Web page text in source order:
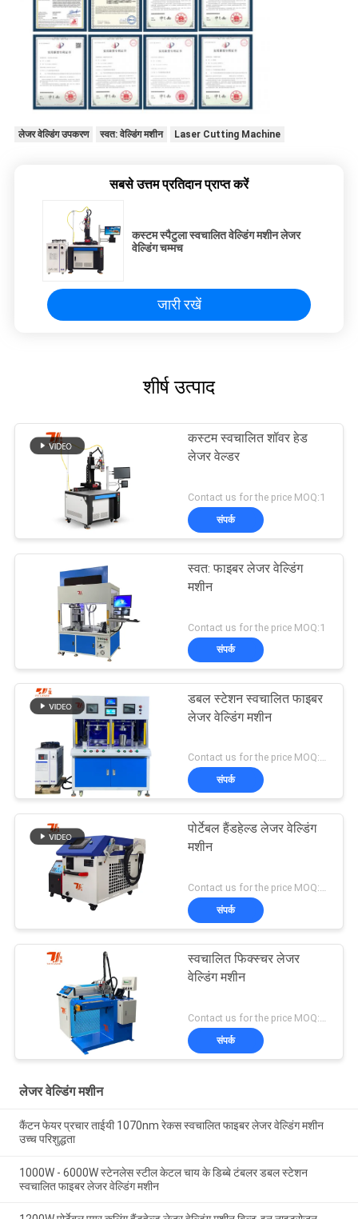
लेजर वेल्डिंग उपकरण स्वत: वेल्डिंग मशीन Laser Cutting Machine
सबसे उत्तम प्रतिदान प्राप्त करें
कस्टम स्पैटुला स्वचालित वेल्डिंग मशीन लेजर
वेल्डिंग चम्मच
जारी रखें
शीर्ष उत्पाद
कस्टम स्वचालित शॉवर हेड
लेजर वेल्डर
Contact us for the price MOQ:1
संपर्क
स्वत: फाइबर लेजर वेल्डिंग
मशीन
Contact us for the price MOQ:1
संपर्क
डबल स्टेशन स्वचालित फाइबर
लेजर वेल्डिंग मशीन
Contact us for the price MOQ:1 सेट
संपर्क
पोर्टेबल हैंडहेल्ड लेजर वेल्डिंग
मशीन
Contact us for the price MOQ:1 सेट
संपर्क
स्वचालित फिक्स्चर लेजर
वेल्डिंग मशीन
संपर्क
लेजर वेल्डिंग मशीन
कैंटन फेयर प्रचार ताईयी 1070nm रेकस स्वचालित फाइबर लेजर वेल्डिंग मशीन
उच्च परिशुद्धता
1000W - 6000W स्टेनलेस स्टील केटल चाय के डिब्बे टंबलर डबल स्टेशन
स्वचालित फाइबर लेजर वेल्डिंग मशीन